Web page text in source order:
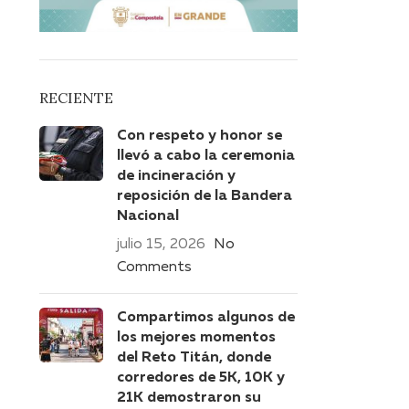
RECIENTE
Con respeto y honor se
llevó a cabo la ceremonia
de incineración y
reposición de la Bandera
Nacional
julio 15, 2026
No
Comments
Compartimos algunos de
los mejores momentos
del Reto Titán, donde
corredores de 5K, 10K y
21K demostraron su